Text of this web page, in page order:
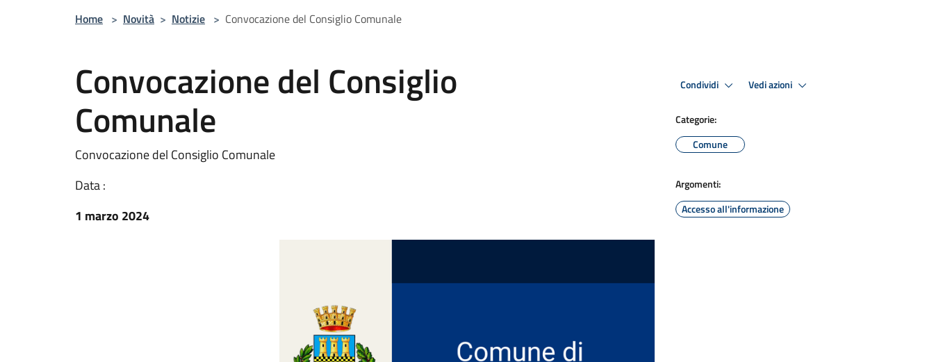
Home > Novità > Notizie > Convocazione del Consiglio Comunale
Convocazione del Consiglio
Comunale
Convocazione del Consiglio Comunale
Data :
1 marzo 2024
Condividi Vedi azioni
Categorie:
Comune
Argomenti:
Accesso all'informazione